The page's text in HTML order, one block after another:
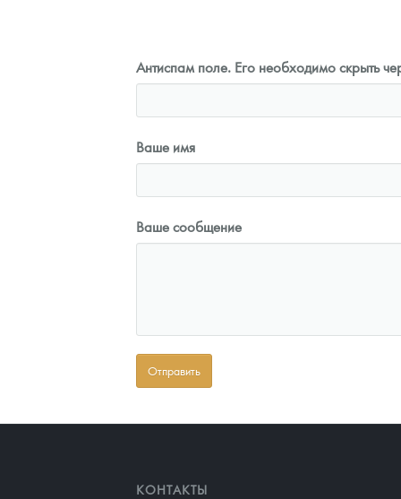
Антиспам поле. Его необходимо скрыть
Ваше имя
Ваше сообщение
КОНТАКТЫ